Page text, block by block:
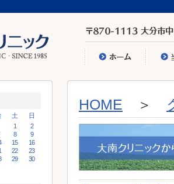
土
日
1
2
8
9
15
16
22
23
29
30
HOME ＞